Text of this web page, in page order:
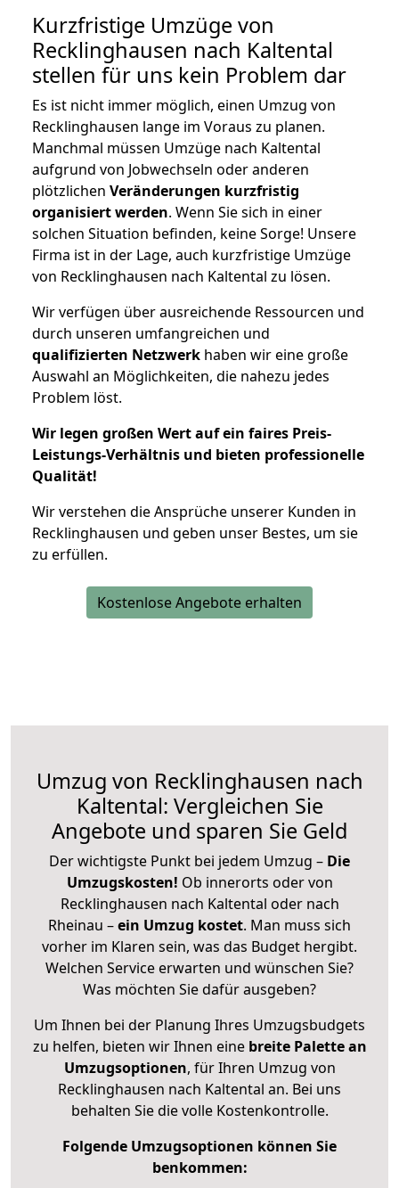
Kurzfristige Umzüge von
Recklinghausen nach Kaltental
stellen für uns kein Problem dar
Es ist nicht immer möglich, einen Umzug von
Recklinghausen lange im Voraus zu planen.
Manchmal müssen Umzüge nach Kaltental
aufgrund von Jobwechseln oder anderen
plötzlichen Veränderungen kurzfristig
organisiert werden. Wenn Sie sich in einer
solchen Situation befinden, keine Sorge! Unsere
Firma ist in der Lage, auch kurzfristige Umzüge
von Recklinghausen nach Kaltental zu lösen.
Wir verfügen über ausreichende Ressourcen und
durch unseren umfangreichen und
qualifizierten Netzwerk haben wir eine große
Auswahl an Möglichkeiten, die nahezu jedes
Problem löst.
Wir legen großen Wert auf ein faires Preis-
Leistungs-Verhältnis und bieten professionelle
Qualität!
Wir verstehen die Ansprüche unserer Kunden in
Recklinghausen und geben unser Bestes, um sie
zu erfüllen.
Kostenlose Angebote erhalten
Umzug von Recklinghausen nach
Kaltental: Vergleichen Sie
Angebote und sparen Sie Geld
Der wichtigste Punkt bei jedem Umzug – Die
Umzugskosten! Ob innerorts oder von
Recklinghausen nach Kaltental oder nach
Rheinau –ein Umzug kostet. Man muss sich
vorher im Klaren sein, was das Budget hergibt.
Welchen Service erwarten und wünschen Sie?
Was möchten Sie dafür ausgeben?
Um Ihnen bei der Planung Ihres Umzugsbudgets
zu helfen, bieten wir Ihnen eine breite Palette an
Umzugsoptionen, für Ihren Umzug von
Recklinghausen nach Kaltental an. Bei uns
behalten Sie die volle Kostenkontrolle.
Folgende Umzugsoptionen können Sie
benkommen: